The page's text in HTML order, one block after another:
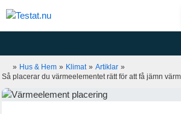
till
innehåll
» Hus & Hem » Klimat » Artiklar »
Så placerar du värmeelementet rätt för att få jämn